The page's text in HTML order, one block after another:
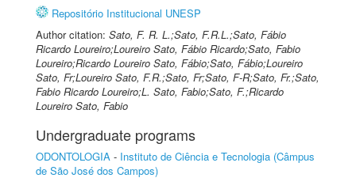
Repositório Institucional UNESP
Author citation: Sato, F. R. L.;Sato, F.R.L.;Sato, Fábio
Ricardo Loureiro;Loureiro Sato, Fábio Ricardo;Sato, Fabio
Loureiro;Ricardo Loureiro Sato, Fábio;Sato, Fábio;Loureiro
Sato, Fr;Loureiro Sato, F.R.;Sato, Fr;Sato, F-R;Sato, Fr.;Sato,
Fabio Ricardo Loureiro;L. Sato, Fabio;Sato, F.;Ricardo
Loureiro Sato, Fabio
Undergraduate programs
ODONTOLOGIA - Instituto de Ciência e Tecnologia (Câmpus
de São José dos Campos)